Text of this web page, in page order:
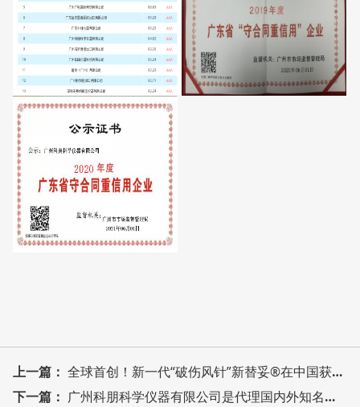
上一篇： 全球首创！新一代“破伤风针”新替妥®在中国获批上市！
下一篇： 广州科朋科学仪器有限公司是代理国内外知名品牌科学仪器的专业公司。